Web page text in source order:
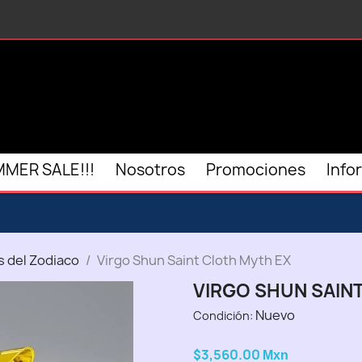
SALE!!! Nosotros Promociones
del Zodiaco Virgo Shun Saint Cloth Myth EX
VIRGO SHUN
Condición: Nuevo
$3,560.00 Mxn